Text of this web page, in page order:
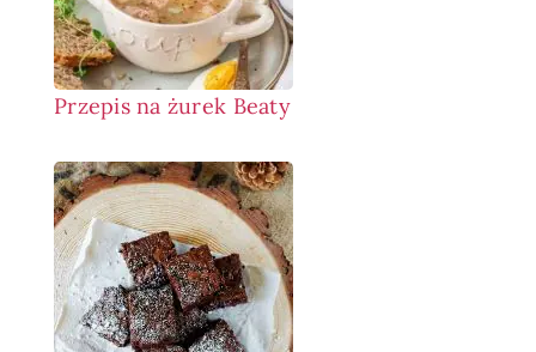
Przepis na żurek Beaty